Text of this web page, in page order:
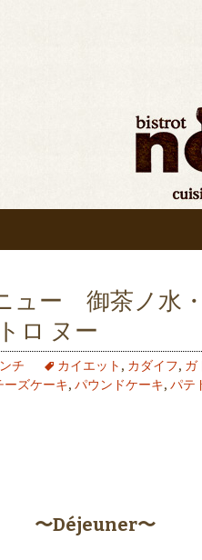
葉原
お知
ヌー“bistrot
ンの入荷情報、
ュー 御茶ノ水
ロ ヌー
チ カイエット , カダイフ, ガ
ーズケーキ, パウンドケーキ, パテ
〜Déjeuner〜